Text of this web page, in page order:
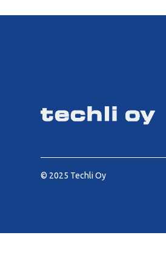
© 2025 Techli Oy